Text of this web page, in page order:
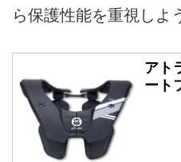
ら保護性能を重視しよ
アト
ート